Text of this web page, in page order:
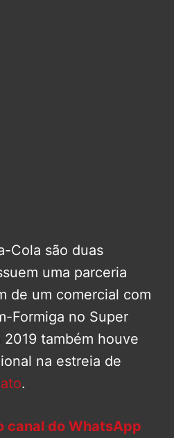
Cola são duas
uma parceria
de um comercial com
Formiga no Super
também houve
na estreia de
.
canal do WhatsApp